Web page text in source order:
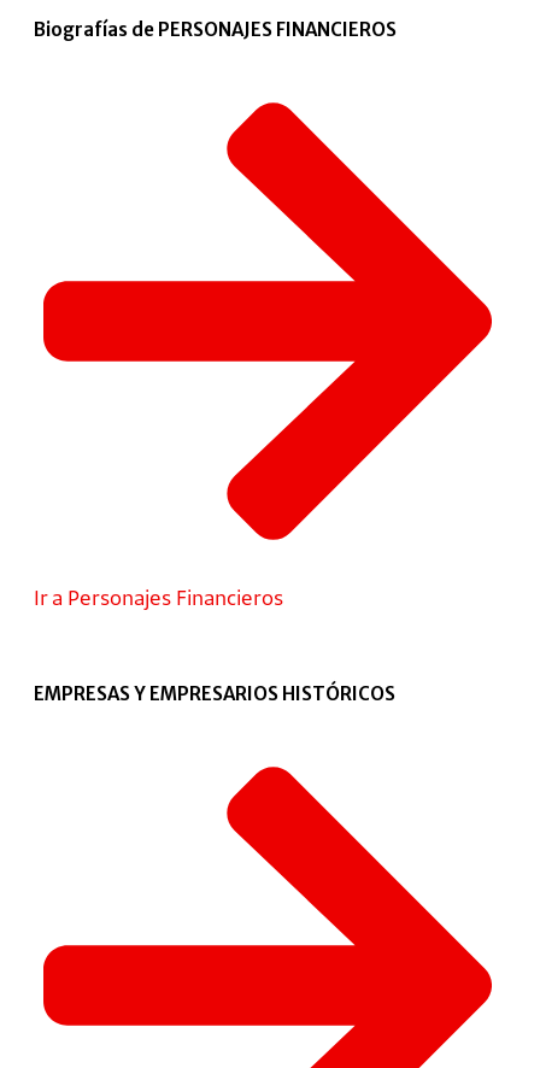
Biografías de PERSONAJES FINANCIEROS
Ir a Personajes Financieros
EMPRESAS Y EMPRESARIOS HISTÓRICOS